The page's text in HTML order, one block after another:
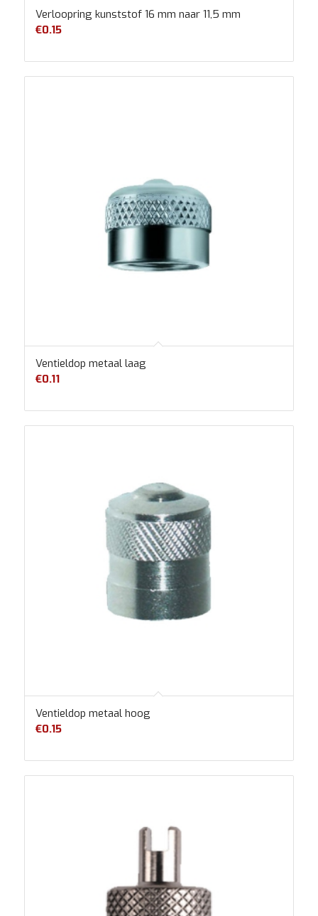
Verloopring kunststof 16 mm naar 11,5 mm
€0.15
Ventieldop metaal laag
€0.11
Ventieldop metaal hoog
€0.15